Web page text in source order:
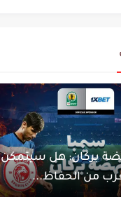
بركان: هل سيتمكن
من الحفاظ...